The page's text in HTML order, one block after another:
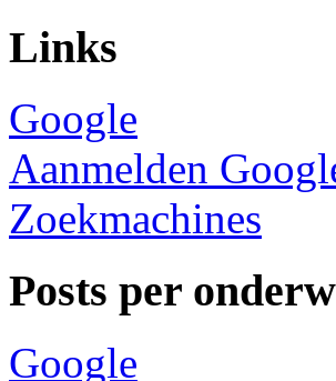
Links
Google
Aanmelden
Zoekmachines
Posts per
Google